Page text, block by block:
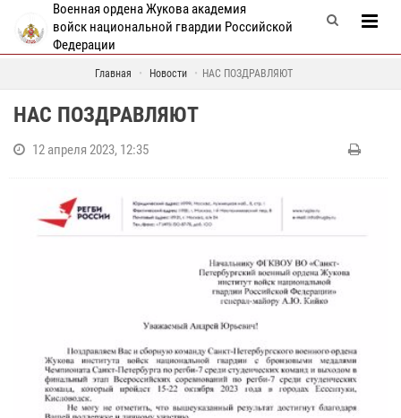
Военная ордена Жукова академия
войск национальной гвардии Российской
Федерации
Главная Новости НАС ПОЗДРАВЛЯЮТ
НАС ПОЗДРАВЛЯЮТ
12 апреля 2023, 12:35